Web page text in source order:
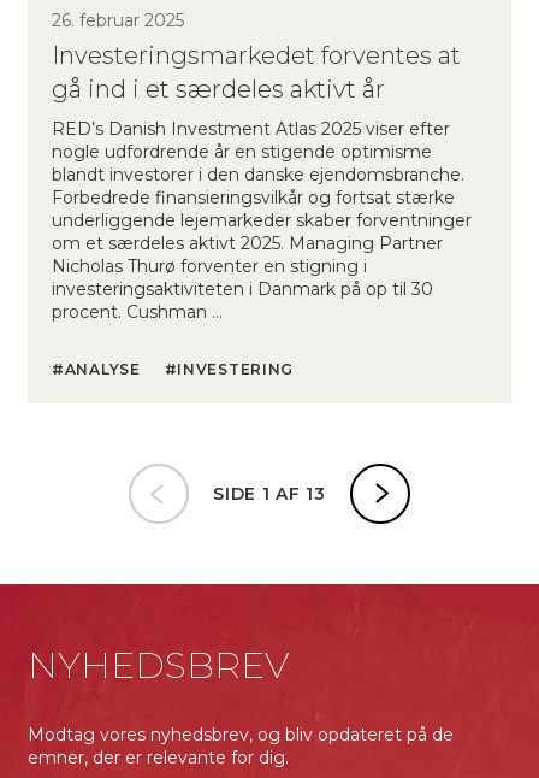
26. februar 2025
Investeringsmarkedet forventes at
gå ind i et særdeles aktivt år
RED’s Danish Investment Atlas 2025 viser efter
nogle udfordrende år en stigende optimisme
blandt investorer i den danske ejendomsbranche.
Forbedrede finansieringsvilkår og fortsat stærke
underliggende lejemarkeder skaber forventninger
om et særdeles aktivt 2025. Managing Partner
Nicholas Thurø forventer en stigning i
investeringsaktiviteten i Danmark på op til 30
procent. Cushman …
ANALYSE INVESTERING
SIDE 1 AF 13
NYHEDSBREV
Modtag vores nyhedsbrev, og bliv opdateret på de
emner, der er relevante for dig.